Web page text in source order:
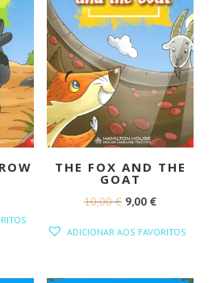
THE FOX AND THE
GOAT
10,00€ O
9,00 €O
ADICIONAR AOS FAVORITOS